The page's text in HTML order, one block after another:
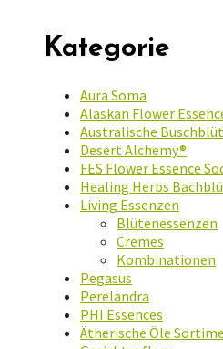
Kategorie
Aura Soma
Alaskan Flower
Australische
Desert Alchemy®
FES Flower Essence
Healing Herbs
Living Essenzen
Blütenessenzen
Cremes
Kombinationen
Pegasus
Perelandra
PHI Essences
Ätherische Öle